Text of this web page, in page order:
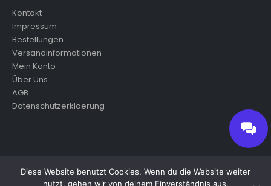
Kontakt
Impressum
Bestellungen
Versandinformationen
Mein Konto
Über Uns
AGB
Datenschutzerklaerung
Diese Website benutzt Cookies. Wenn du die Website weiter
nutzt, gehen wir von deinem Einverständnis aus.